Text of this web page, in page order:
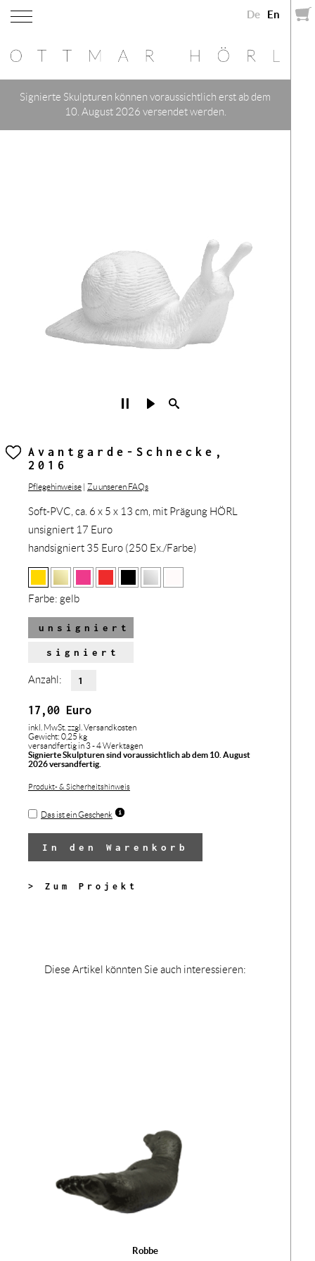
De En
Signierte Skulpturen können voraussichtlich erst ab dem
10. August 2026 versendet werden.
Avantgarde-Schnecke,
2016
Pflegehinweise | Zu unseren FAQs
Soft-PVC, ca. 6 x 5 x 13 cm, mit Prägung HÖRL
unsigniert 17 Euro
handsigniert 35 Euro (250 Ex./Farbe)
Farbe: gelb
unsigniert
signiert
Anzahl:
17,00 Euro
inkl. MwSt. zzgl. Versandkosten
Gewicht: 0,25 kg
versandfertig in 3 - 4 Werktagen
Signierte Skulpturen sind voraussichtlich ab dem 10. August
2026 versandfertig.
Produkt- & Sicherheitshinweis
Das ist ein Geschenk
In den Warenkorb
> Zum Projekt
Diese Artikel könnten Sie auch interessieren:
Robbe